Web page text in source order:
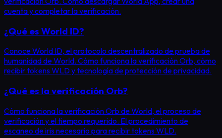
cuenta y completar la verificación.
¿Qué es World ID?
Conoce World ID, el protocolo descentralizado de prueba de
humanidad de World. Cómo funciona la verificación Orb, cómo
recibir tokens WLD y tecnología de protección de privacidad.
¿Qué es la verificación Orb?
Cómo funciona la verificación Orb de World, el proceso de
verificación y el tiempo requerido. El procedimiento de
escaneo de iris necesario para recibir tokens WLD.